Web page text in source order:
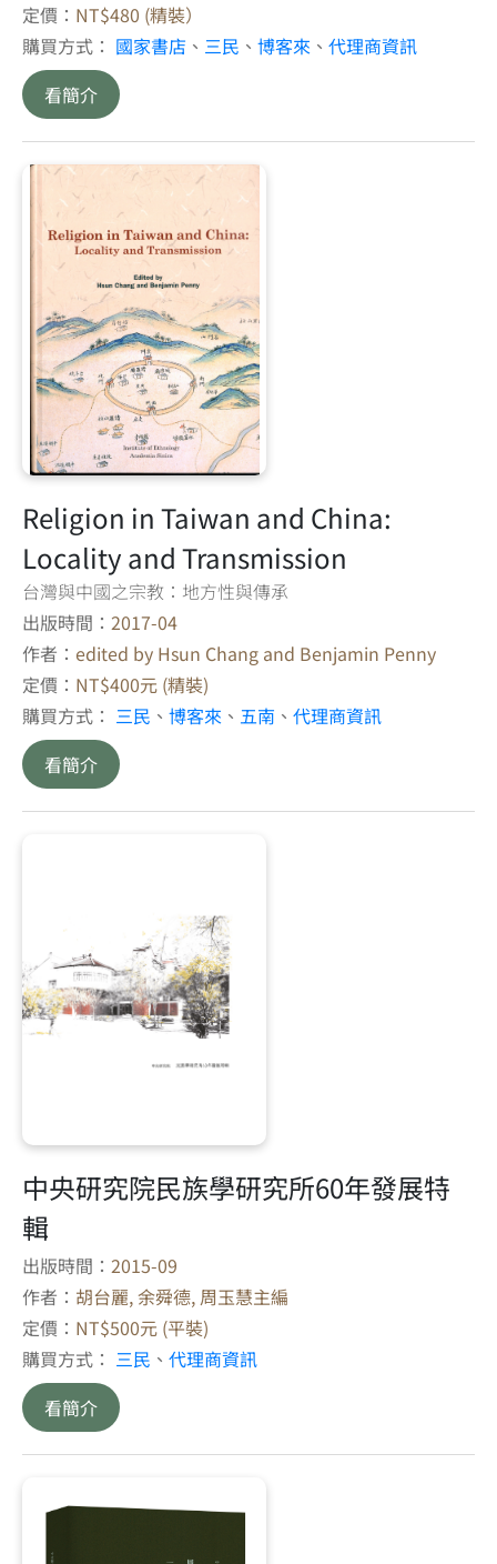
定價： NT$480 (精裝）
購買方式： 國家書店 、 三民 、 博客來 、 代理商資訊
看簡介
Religion in Taiwan and China:
Locality and Transmission
台灣與中國之宗教：地方性與傳承
出版時間： 2017-04
作者： edited by Hsun Chang and Benjamin Penny
定價： NT$400元 (精裝)
購買方式： 三民 、 博客來 、 五南 、 代理商資訊
看簡介
中央研究院民族學研究所60年發展特
輯
出版時間： 2015-09
作者： 胡台麗, 余舜德, 周玉慧主編
定價： NT$500元 (平裝)
購買方式： 三民 、 代理商資訊
看簡介